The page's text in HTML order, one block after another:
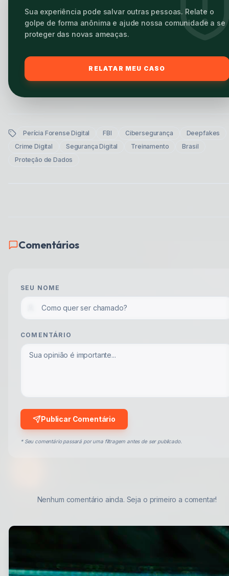
Sua experiência pode salvar outras pessoas. Relate o
golpe de forma anônima e ajude nossa comunidade a se
proteger das novas ameaças.
RELATAR MEU CASO
Perícia Forense Digital FBI Cibersegurança
Deepfakes
Crime Digital
Segurança Digital Treinamento
Brasil
Proteção de Dados
Comentários
SEU NOME
COMENTÁRIO
Publicar Comentário
* Seu comentário passará por uma filtragem antes de ser publicado.
Nenhum comentário ainda. Seja o primeiro a comentar!